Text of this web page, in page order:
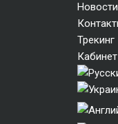
Новости
Трекинг
Кабинет